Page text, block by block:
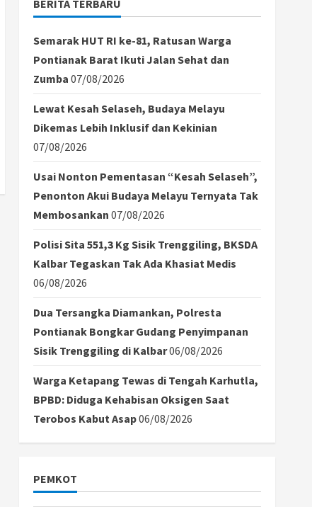
BERITA TERBARU
Semarak HUT RI ke-81, Ratusan Warga
Pontianak Barat Ikuti Jalan Sehat dan
Zumba 07/08/2026
Lewat Kesah Selaseh, Budaya Melayu
Dikemas Lebih Inklusif dan Kekinian
07/08/2026
Usai Nonton Pementasan “Kesah Selaseh”,
Penonton Akui Budaya Melayu Ternyata Tak
Membosankan 07/08/2026
Polisi Sita 551,3 Kg Sisik Trenggiling, BKSDA
Kalbar Tegaskan Tak Ada Khasiat Medis
06/08/2026
Dua Tersangka Diamankan, Polresta
Pontianak Bongkar Gudang Penyimpanan
Sisik Trenggiling di Kalbar06/08/2026
Warga Ketapang Tewas di Tengah Karhutla,
BPBD: Diduga Kehabisan Oksigen Saat
Terobos Kabut Asap06/08/2026
PEMKOT